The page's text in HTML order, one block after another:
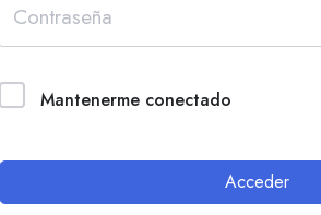
Mantenerme conectado
Acceder